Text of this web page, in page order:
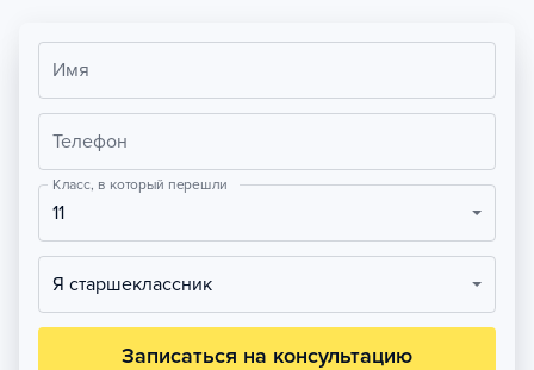
Имя
Телефон
Класс, в который перешли
11
Я старшеклассник
Записаться на консультацию